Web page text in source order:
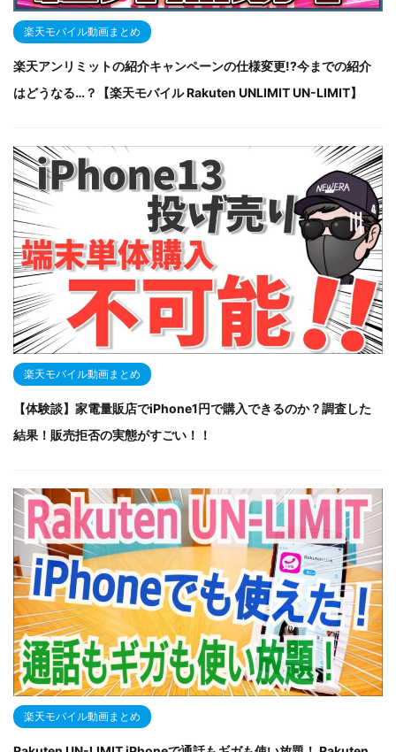
楽天モバイル動画まとめ
楽天アンリミットの紹介キャンペーンの仕様変更!?今までの紹介
はどうなる…？【楽天モバイル Rakuten UNLIMIT UN-LIMIT】
楽天モバイル動画まとめ
【体験談】家電量販店でiPhone1円で購入できるのか？調査した
結果！販売拒否の実態がすごい！！
楽天モバイル動画まとめ